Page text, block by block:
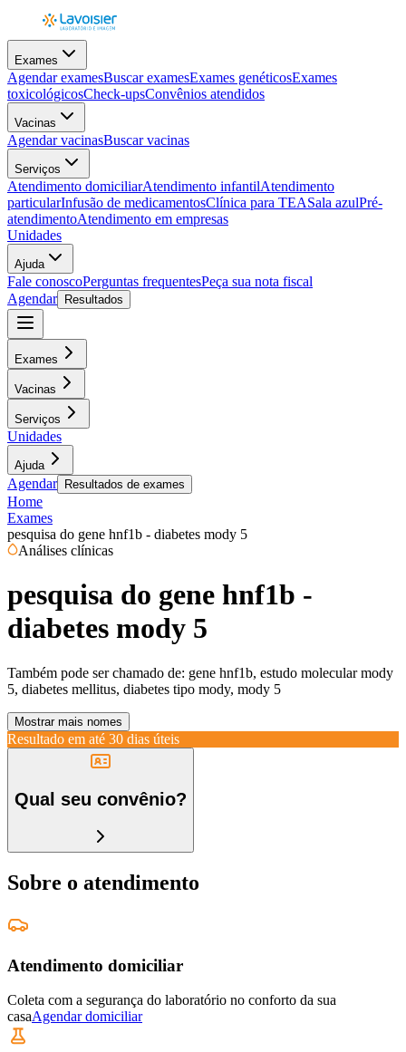
Exames
Agendar examesBuscar examesExames genéticosExames
toxicológicosCheck-upsConvênios atendidos
Vacinas
Agendar vacinasBuscar vacinas
Serviços
Atendimento domiciliarAtendimento infantilAtendimento
particularInfusão de medicamentosClínica para TEASala azulPré-
atendimentoAtendimento em empresas
Unidades
Ajuda
Fale conoscoPerguntas frequentesPeça sua nota fiscal
Agendar
Resultados
Exames
Vacinas
Serviços
Unidades
Ajuda
Agendar Resultados de exames
Home
Exames
pesquisa do gene hnf1b - diabetes mody 5
Análises clínicas
pesquisa do gene hnf1b -
diabetes mody 5
Também pode ser chamado de: gene hnf1b, estudo molecular mody
5, diabetes mellitus, diabetes tipo mody, mody 5
Mostrar mais nomes
Resultado em até 30 dias úteis
Qual seu convênio?
Sobre o atendimento
Atendimento domiciliar
Coleta com a segurança do laboratório no conforto da sua
casaAgendar domiciliar